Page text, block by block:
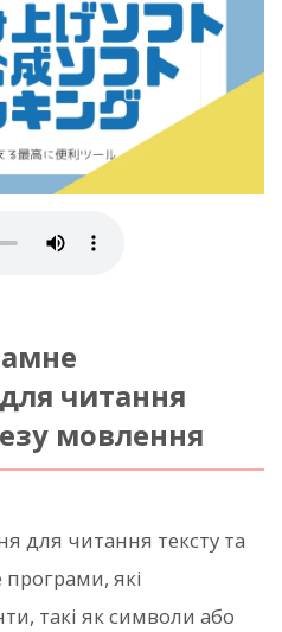
читання
мовлення
для читання тексту та
які
такі як символи або